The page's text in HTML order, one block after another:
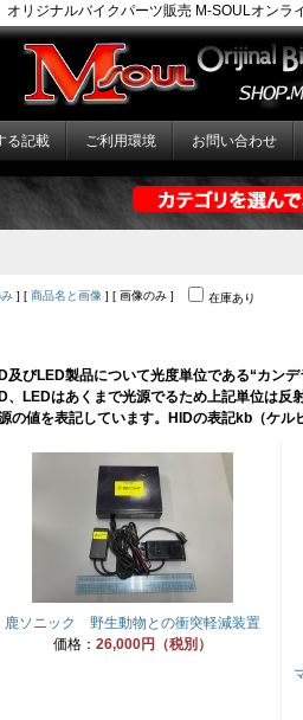
オリジナルバイクパーツ販売 M-SOULオンラ
る記載 ご利用環境 お問い合わせ
] [ 商品名と画像 ] [ 画像のみ ] 在庫あり
及びLED製品について光度単位である“カン
、LEDはあくまで光源でるため上記単位は反
の値を表記しています。HIDの表記kb（ケル
鹿ソニック 野生動物との衝突軽減装置
価格： 26,000円（税別）